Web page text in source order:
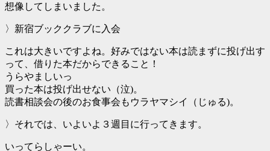
想像してしまいました。
〉新宿ブッククラブに入会
これは大きいですよね。好みではない本は読まずに投げ出す
って、借りた本だからできること！
うらやましいっ
買った本は投げ出せない（泣)。
読書相談会の後のお食事会もウラヤマシイ（じゅる)。
〉それでは、いよいよ３週目に行ってきます。
いってらしゃーい。